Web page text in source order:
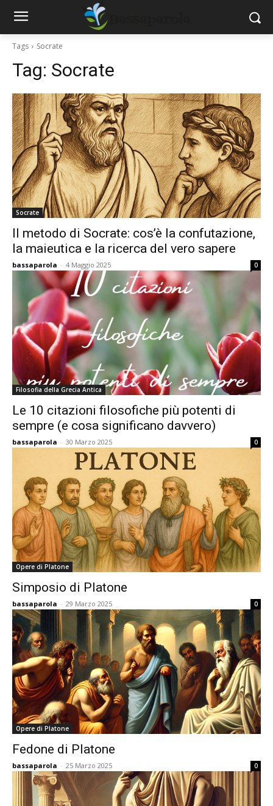
Tags Socrate
Tag: Socrate
Socrate
Il metodo di Socrate: cos’è la confutazione,
la maieutica e la ricerca del vero sapere
bassaparola - 4 Maggio 2025 0
Filosofia della Grecia Antica
Le 10 citazioni filosofiche più potenti di
sempre (e cosa significano davvero)
bassaparola - 30 Marzo 2025 0
Opere di Platone
Simposio di Platone
bassaparola - 29 Marzo 2025 0
Opere di Platone
Fedone di Platone
bassaparola - 25 Marzo 2025 0